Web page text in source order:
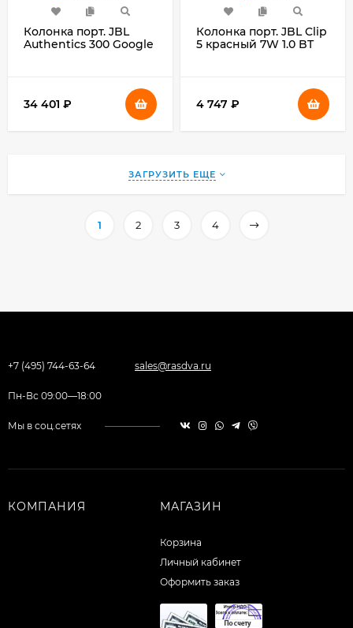
Колонка порт. JBL
Authentics 300 Google
(JBLAUTH300BLK)
34 401 ₽
Колонка порт. JBL Clip
5 красный 7W 1.0 BT
4 747 ₽
ЗАГРУЗИТЬ ЕЩЕ
1 2 3 4
+7 (495) 744-63-64 sales@rasdva.ru
Пн-Вс 09:00—18:00
Мы в соц.сетях
КОМПАНИЯ МАГАЗИН
Корзина
Личный кабинет
Оформить заказ